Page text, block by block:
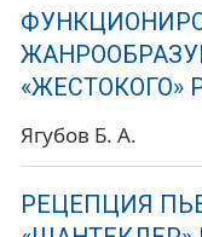
«ЖЕСТОКОГО»
Ягубов Б. А.
РЕЦЕПЦИЯ